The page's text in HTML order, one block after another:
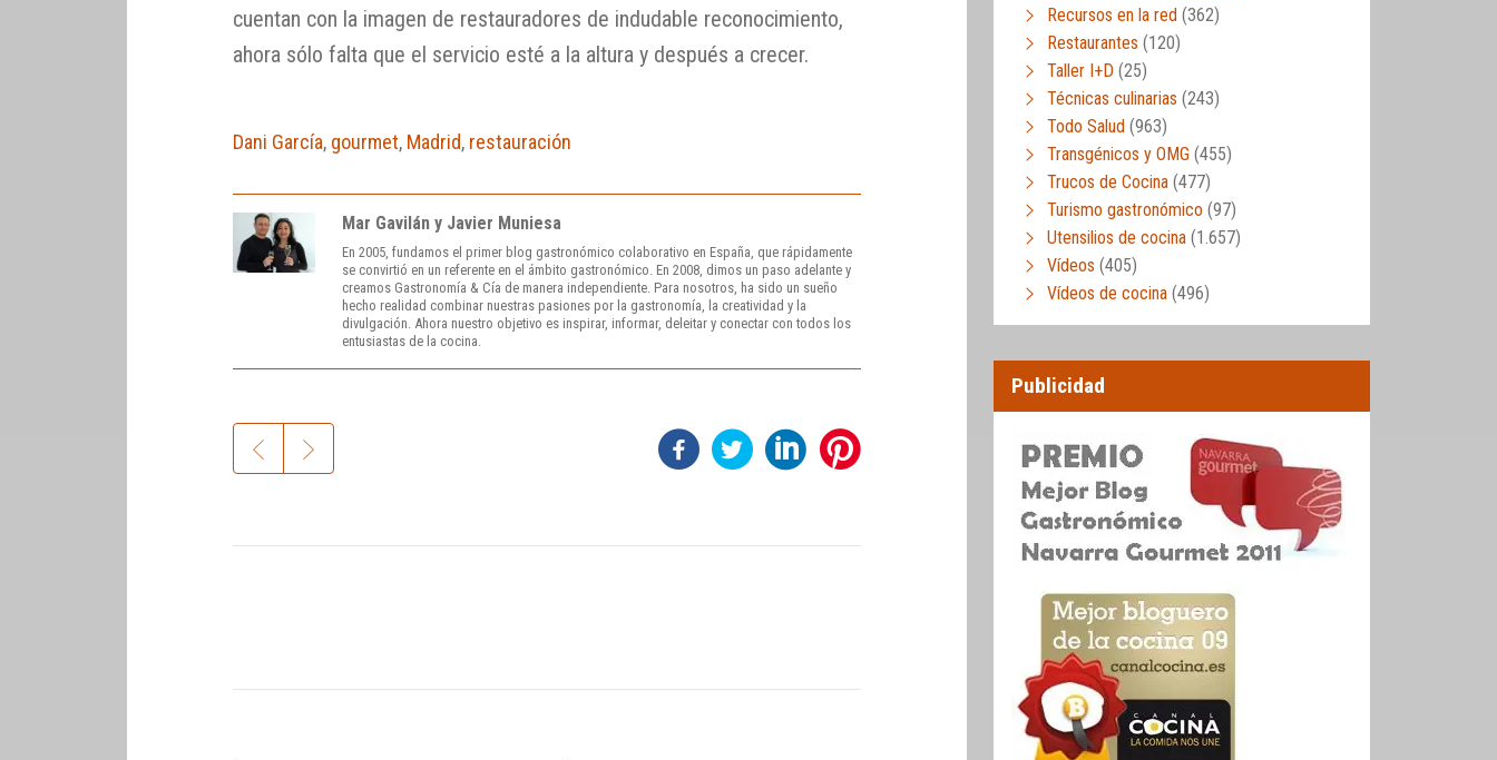
cuentan con la imagen de restauradores de indudable reconocimiento,
ahora sólo falta que el servicio esté a la altura y después a crecer.
Dani García, gourmet, Madrid, restauración
Mar Gavilán y Javier Muniesa
En 2005, fundamos el primer blog gastronómico colaborativo en España, que rápidamente
se convirtió en un referente en el ámbito gastronómico. En 2008, dimos un paso adelante y
creamos Gastronomía & Cía de manera independiente. Para nosotros, ha sido un sueño
hecho realidad combinar nuestras pasiones por la gastronomía, la creatividad y la
divulgación. Ahora nuestro objetivo es inspirar, informar, deleitar y conectar con todos los
entusiastas de la cocina.
Recursos en la red (362)
Restaurantes (120)
Taller I+D (25)
Técnicas culinarias (243)
Todo Salud (963)
Transgénicos y OMG (455)
Trucos de Cocina (477)
Turismo gastronómico (97)
Utensilios de cocina (1.657)
Vídeos (405)
Vídeos de cocina (496)
Publicidad